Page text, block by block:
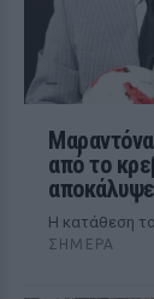
από το
Η κατάθεση
ΣΉΜΕΡΑ